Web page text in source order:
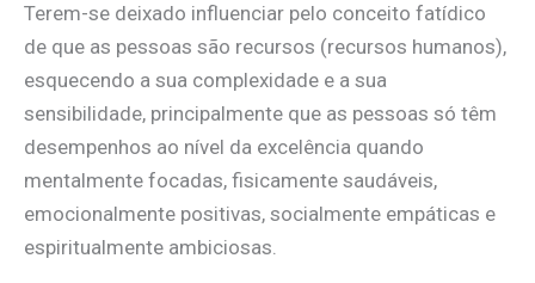
Terem-se deixado influenciar pelo conceito fatídico
de que as pessoas são recursos (recursos humanos),
esquecendo a sua complexidade e a sua
sensibilidade, principalmente que as pessoas só têm
desempenhos ao nível da excelência quando
mentalmente focadas, fisicamente saudáveis,
emocionalmente positivas, socialmente empáticas e
espiritualmente ambiciosas.